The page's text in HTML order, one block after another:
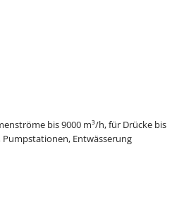
bis 9000 m³/h, für Drücke bis
Pumpstationen, Entwässerung